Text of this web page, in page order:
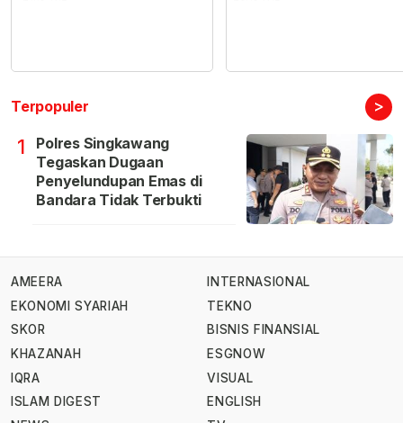
Terpopuler >
1
Polres Singkawang
Tegaskan Dugaan
Penyelundupan Emas di
Bandara Tidak Terbukti
AMEERA
EKONOMI SYARIAH
SKOR
KHAZANAH
IQRA
ISLAM DIGEST
INTERNASIONAL
TEKNO
BISNIS FINANSIAL
ESGNOW
VISUAL
ENGLISH